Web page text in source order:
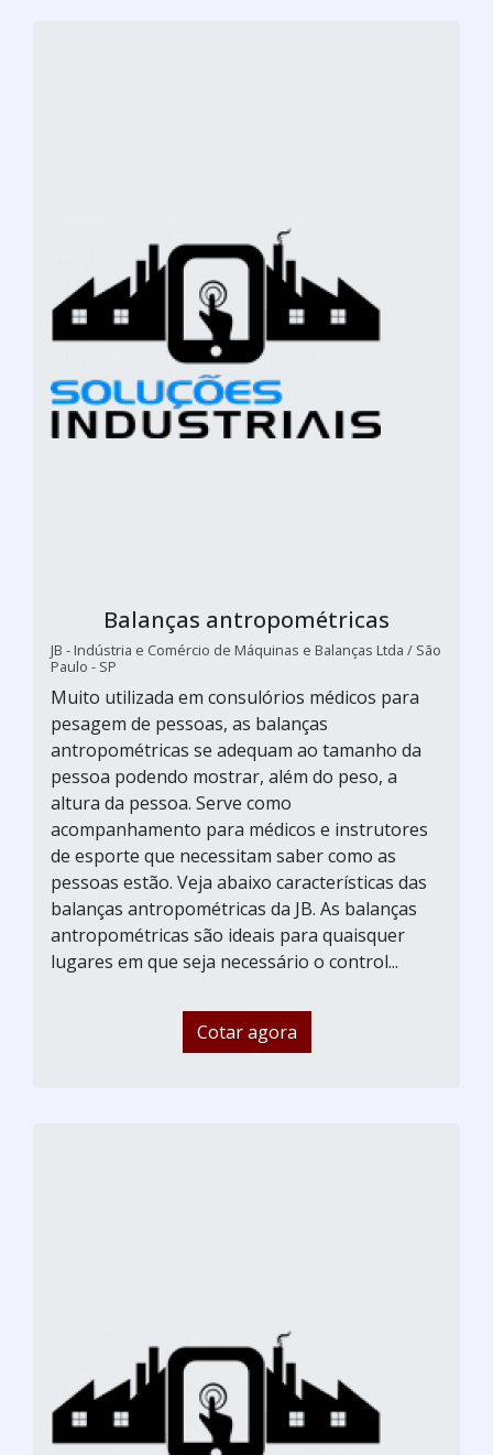
Balanças antropométricas
JB - Indústria e Comércio de Máquinas e Balanças Ltda / São
Paulo - SP
Muito utilizada em consulórios médicos para
pesagem de pessoas, as balanças
antropométricas se adequam ao tamanho da
pessoa podendo mostrar, além do peso, a
altura da pessoa. Serve como
acompanhamento para médicos e instrutores
de esporte que necessitam saber como as
pessoas estão. Veja abaixo características das
balanças antropométricas da JB. As balanças
antropométricas são ideais para quaisquer
lugares em que seja necessário o control...
Cotar agora